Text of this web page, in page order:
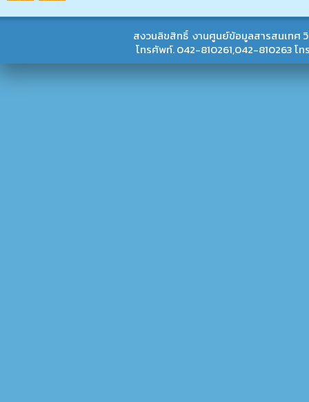
สงวนลิขสิทธิ์ งานศูนย์ข้อมูลสารสนเทศ
โทรศัพท์. 042-810261,042-810263 โ